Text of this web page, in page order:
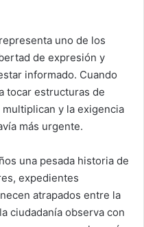
uno de los
de expresión y
informado. Cuando
tocar estructuras de
y la exigencia
más urgente.
una pesada historia de
expedientes
atrapados entre la
ciudadanía observa con